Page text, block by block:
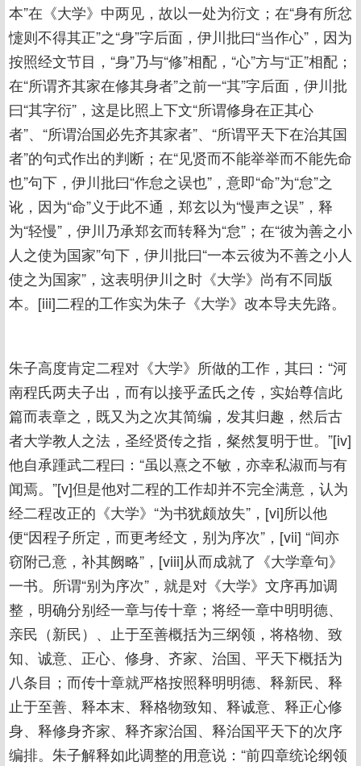
本”在《大学》中两见，故以一处为衍文；在“身有所忿
懥则不得其正”之“身”字后面，伊川批曰“当作心”，因为
按照经文节目，“身”乃与“修”相配，“心”方与“正”相配；
在“所谓齐其家在修其身者”之前一“其”字后面，伊川批
曰“其字衍”，这是比照上下文“所谓修身在正其心
者”、“所谓治国必先齐其家者”、“所谓平天下在治其国
者”的句式作出的判断；在“见贤而不能举举而不能先命
也”句下，伊川批曰“作怠之误也”，意即“命”为“怠”之
讹，因为“命”义于此不通，郑玄以为“慢声之误”，释
为“轻慢”，伊川乃承郑玄而转释为“怠”；在“彼为善之小
人之使为国家”句下，伊川批曰“一本云彼为不善之小人
使之为国家”，这表明伊川之时《大学》尚有不同版
本。[iii]二程的工作实为朱子《大学》改本导夫先路。
朱子高度肯定二程对《大学》所做的工作，其曰：“河
南程氏两夫子出，而有以接乎孟氏之传，实始尊信此
篇而表章之，既又为之次其简编，发其归趣，然后古
者大学教人之法，圣经贤传之指，粲然复明于世。”[iv]
他自承踵武二程曰：“虽以熹之不敏，亦幸私淑而与有
闻焉。”[v]但是他对二程的工作却并不完全满意，认为
经二程改正的《大学》“为书犹颇放失”，[vi]所以他
便“因程子所定，而更考经文，别为序次”，[vii] “间亦
窃附己意，补其阙略”，[viii]从而成就了《大学章句》
一书。所谓“别为序次”，就是对《大学》文序再加调
整，明确分别经一章与传十章；将经一章中明明德、
亲民（新民）、止于至善概括为三纲领，将格物、致
知、诚意、正心、修身、齐家、治国、平天下概括为
八条目；而传十章就严格按照释明明德、释新民、释
止于至善、释本末、释格物致知、释诚意、释正心修
身、释修身齐家、释齐家治国、释治国平天下的次序
编排。朱子解释如此调整的用意说：“前四章统论纲领